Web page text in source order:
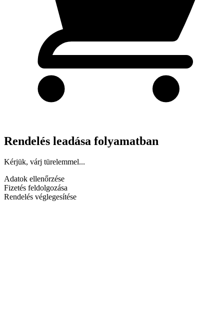
Rendelés leadása folyamatban
Kérjük, várj türelemmel...
Adatok ellenőrzése
Fizetés feldolgozása
Rendelés véglegesítése